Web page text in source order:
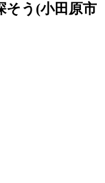
そう(小田原市